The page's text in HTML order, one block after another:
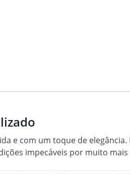
e com um toque de
impecáveis por muito